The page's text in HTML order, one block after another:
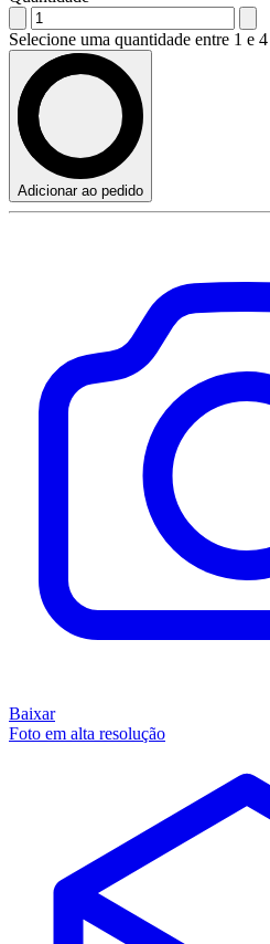
Selecione uma quantidade entre 1 e 4
Adicionar ao pedido
Baixar
Foto em alta resolução